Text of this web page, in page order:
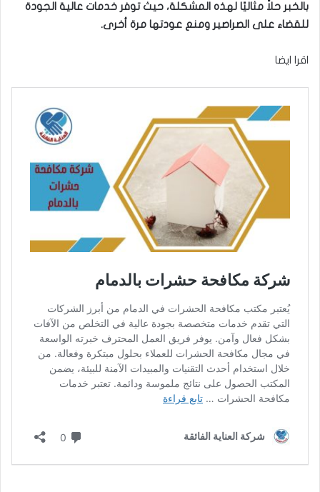
بالخبر حلاً مثاليًا لهذه المشكلة، حيث توفر خدمات عالية الجودة
للقضاء على الصراصير ومنع عودتها مرة أخرى.
اقرا ايضا